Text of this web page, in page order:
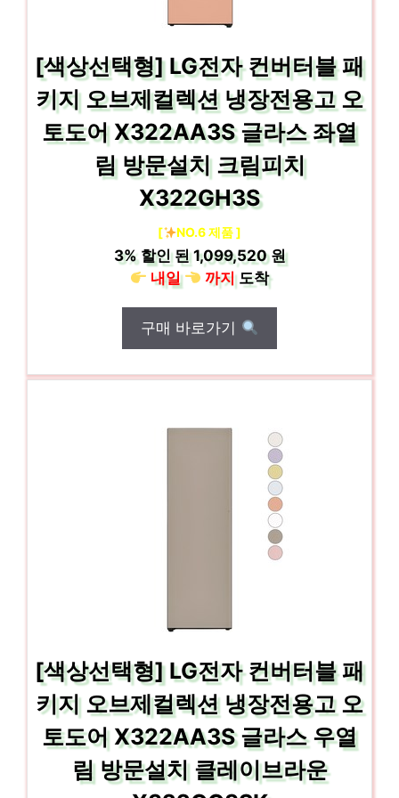
[색상선택형] LG전자 컨버터블 패
키지 오브제컬렉션 냉장전용고 오
토도어 X322AA3S 글라스 좌열
림 방문설치 크림피치
X322GH3S
[ NO.6 제품 ]
3%할인 된1,099,520 원
내일
까지도착
구매 바로가기
[색상선택형] LG전자 컨버터블 패
키지 오브제컬렉션 냉장전용고 오
토도어 X322AA3S 글라스 우열
림 방문설치 클레이브라운